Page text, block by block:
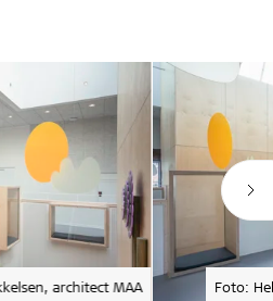
architect MAA Foto: